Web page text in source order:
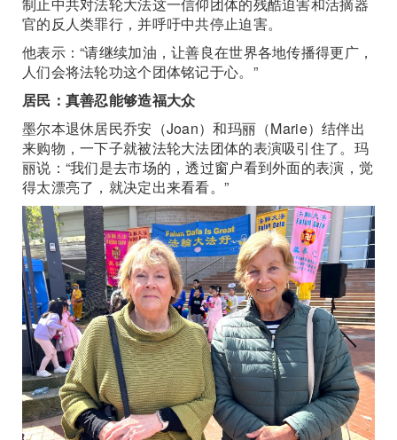
官的反人类罪行，并呼吁中共停止迫害。
他表示：“请继续加油，让善良在世界各地传播得更广，
人们会将法轮功这个团体铭记于心。”
居民：真善忍能够造福大众
墨尔本退休居民乔安（Joan）和玛丽（Marie）结伴出
来购物，一下子就被法轮大法团体的表演吸引住了。玛
丽说：“我们是去市场的，透过窗户看到外面的表演，觉
得太漂亮了，就决定出来看看。”